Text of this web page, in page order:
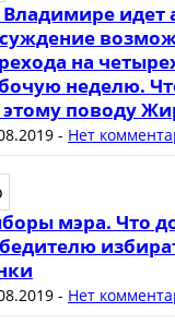
Владимире идет
на
неделю.
этому поводу
- Нет
мэра. Что
- Нет